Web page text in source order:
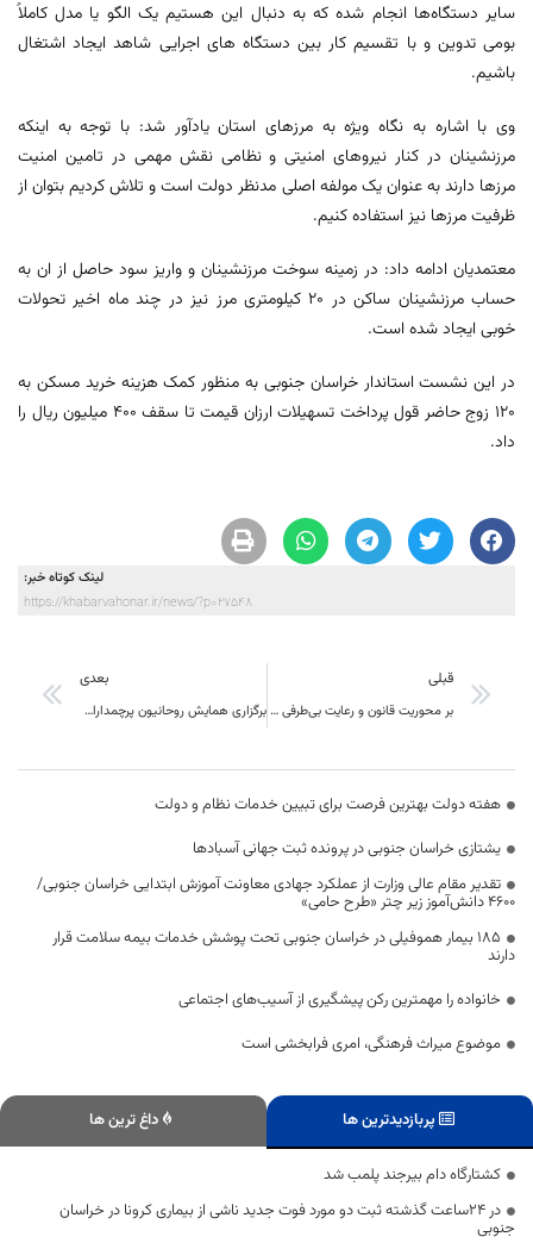
سایر دستگاه‌ها انجام شده که به دنبال این هستیم یک الگو یا مدل کاملاً
بومی تدوین و با تقسیم کار بین دستگاه های اجرایی شاهد ایجاد اشتغال
باشیم.
وی با اشاره به نگاه ویژه به مرزهای استان یادآور شد: با توجه به اینکه
مرزنشینان در کنار نیروهای امنیتی و نظامی نقش مهمی در تامین امنیت
مرزها دارند به عنوان یک مولفه اصلی مدنظر دولت است و تلاش کردیم بتوان از
ظرفیت مرزها نیز استفاده کنیم.
معتمدیان ادامه داد: در زمینه سوخت مرزنشینان و واریز سود حاصل از ان به
حساب مرزنشینان ساکن در ۲۰ کیلومتری مرز نیز در چند ماه اخیر تحولات
خوبی ایجاد شده است.
در این نشست استاندار خراسان جنوبی به منظور کمک هزینه خرید مسکن به
۱۲۰ زوج حاضر قول پرداخت تسهیلات ارزان قیمت تا سقف ۴۰۰ میلیون ریال را
داد.
لینک کوتاه خبر:
https://khabarvahonar.ir/news/?p=27548
قبلی
بر محوریت قانون و رعایت بی‌طرفی زمینه حضور و مشارکت حداکثری مردم در انتخابات فراهم شود
بعدی
برگزاری همایش روحانیون پرچمداران انقلاب اسلامی و دفاع مقدس
هفته دولت بهترین فرصت برای تبیین خدمات نظام و دولت
یشتازی خراسان جنوبی در پرونده ثبت جهانی آسبادها
تقدیر مقام عالی وزارت از عملکرد جهادی معاونت آموزش ابتدایی خراسان جنوبی/
۴۶۰۰ دانش‌آموز زیر چتر «طرح حامی»
۱۸۵ بیمار هموفیلی در خراسان جنوبی تحت پوشش خدمات بیمه سلامت قرار
دارند
خانواده را مهمترین رکن پیشگیری از آسیب‌های اجتماعی
موضوع میراث فرهنگی، امری فرابخشی است
پربازدیدترین ها داغ ترین ها
کشتارگاه دام بیرجند پلمب شد
در ۲۴ساعت گذشته ثبت دو مورد فوت جدید ناشی از بیماری کرونا در خراسان
جنوبی